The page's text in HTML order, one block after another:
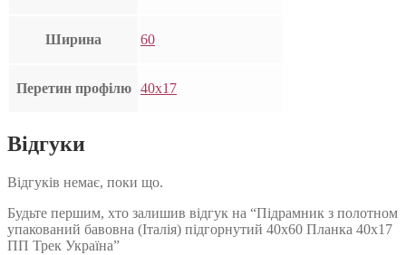
Ширина 60
Перетин профілю 40х17
Відгуки
Відгуків немає, поки що.
Будьте першим, хто залишив відгук на “Підрамник з полотном
упакований бавовна (Італія) підгорнутий 40х60 Планка 40х17
ПП Трек Україна”